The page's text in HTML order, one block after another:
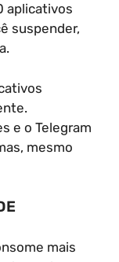
aplicativos
suspender,
e o Telegram
mesmo
mais